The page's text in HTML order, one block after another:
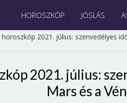
HOROSZKÓP JÓSLÁS
horoszkóp 2021. július: szenvedélyes
2021. július:
Mars és a